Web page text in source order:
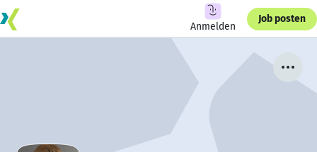
Anmelden
Job posten